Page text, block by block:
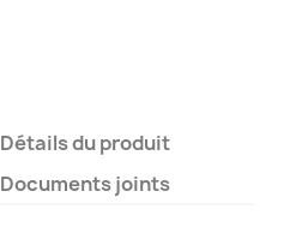
Détails du produit
Documents joints